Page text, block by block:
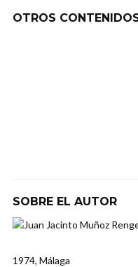
OTROS
SOBRE EL AUTOR
1974, Málaga